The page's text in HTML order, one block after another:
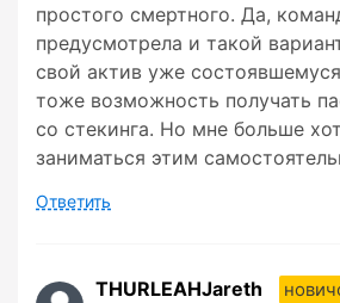
простого смертного. Да,
предусмотрела и такой
свой актив уже
тоже возможность получать
со стекинга. Но мне больше
заниматься этим
Ответить
THURLEAHJareth